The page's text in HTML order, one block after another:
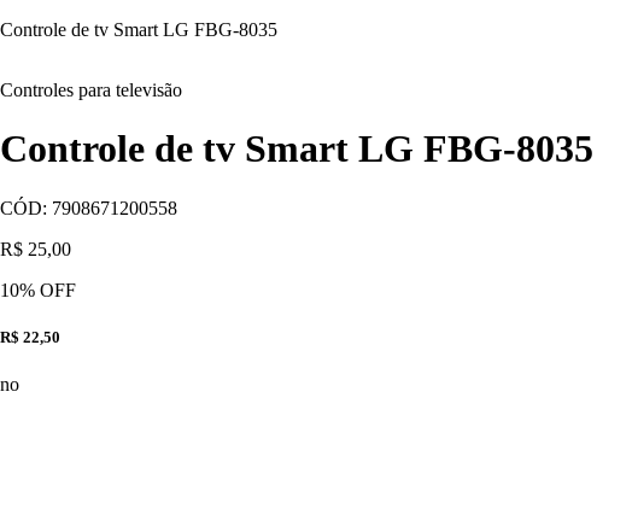
Controle de tv Smart LG FBG-8035
Controles para televisão
Controle de tv Smart LG FBG-8035
CÓD: 7908671200558
R$ 25,00
10% OFF
R$ 22,50
no